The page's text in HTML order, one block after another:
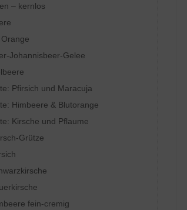
– kernlos
Johannisbeer-Gelee
Pfirsich und Maracuja
Himbeere & Blutorange
Kirsche und Pflaume
Grütze
fein-cremig